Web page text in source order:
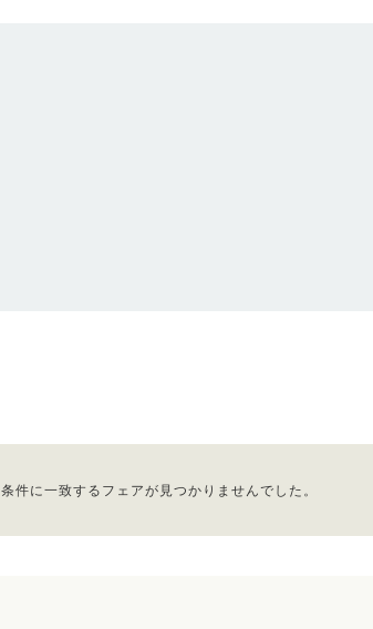
条件に一致するフェアが見つかりませんでした。